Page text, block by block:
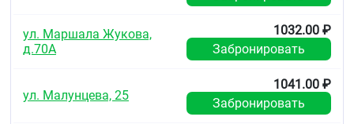
ул. Маршала Жукова,
д.70А
1032.00 ₽
Забронировать
ул. Малунцева, 25
1041.00 ₽
Забронировать